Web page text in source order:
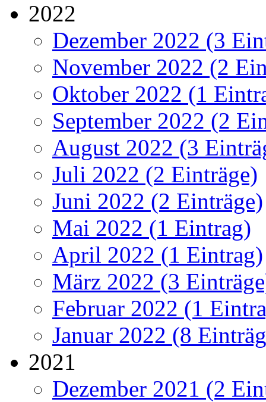
2022
Dezember 2022 (3
November 2022 (2
Oktober 2022 (1
September 2022 (2
August 2022 (3
Juli 2022 (2 Einträge)
Juni 2022 (2 Einträge)
Mai 2022 (1 Eintrag)
April 2022 (1 Eintrag)
März 2022 (3
Februar 2022 (1
Januar 2022 (8
2021
Dezember 2021 (2